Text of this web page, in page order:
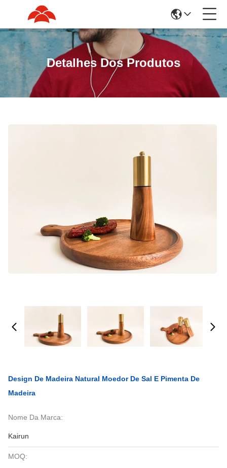
Detalhes Dos Produtos
Design De Madeira Natural Moedor De Sal E Pimenta De
Madeira
Nome Da Marca:
Kairun
MOQ: